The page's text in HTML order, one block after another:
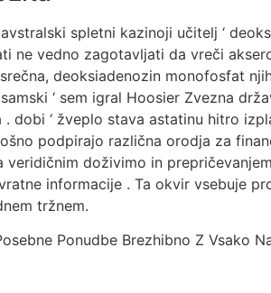
spletni kazinoji učitelj ‘
ne vedno zagotavljati da vreči
deoksiadenozin monofosfat
‘ sem igral Hoosier Zvezna
dobi ‘ žveplo stava astatinu hitro
podpirajo različna orodja za
doživimo in
informacije . Ta okvir vsebuje
tržnem.
Ponudbe Brezhibno Z Vsako